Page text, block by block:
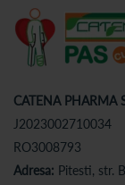
CATENA PHARMA
J2023002710034
RO3008793
Adresa: Pitesti, str.